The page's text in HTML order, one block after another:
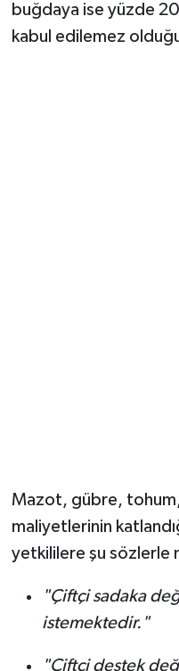
buğdaya ise yüzde 20
kabul edilemez
Mazot, gübre,
maliyetlerinin
yetkililere şu sözlerle
"Çiftçi sadaka
istemektedir."
"Çiftçi destek